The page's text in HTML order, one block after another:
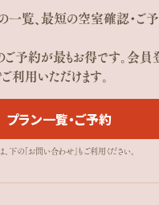
一覧、最短の空室確認・ご
ご予約が最もお得です。会員
利用いただけます。
プラン一覧・ご予約
下の「お問い合わせ」もご利用ください。